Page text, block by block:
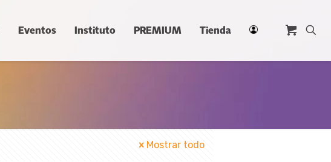
Eventos Instituto PREMIUM Tienda
Mostrar todo